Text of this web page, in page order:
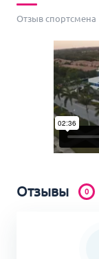
Отзыв спортсмена
Отзывы 0